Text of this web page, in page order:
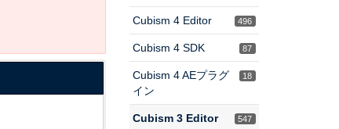
496
Cubism 4 Editor
87
Cubism 4 SDK
18
Cubism 4 AEプラグ
イン
547
Cubism 3 Editor